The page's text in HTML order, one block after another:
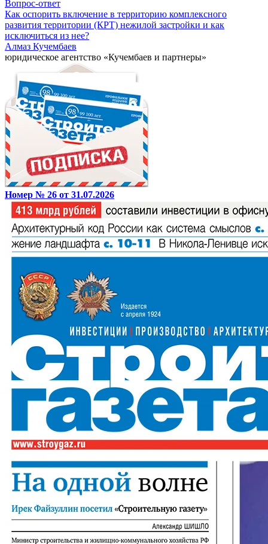
Вопрос-ответ
Как оспорить включение в территорию комплексного
развития территории (КРТ) нежилой застройки и как
исключиться из нее?
Алмаз Кучембаев
юридическое агентство «Кучембаев и партнеры»
Номер № 26 от 31.07.2026